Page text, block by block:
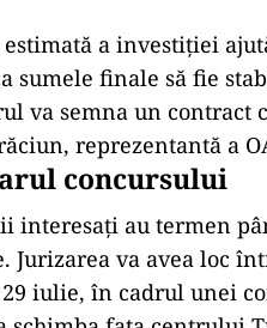
estimată a investiției
sumele finale să fie
va semna un contract
reprezentantă a
concursului
interesați au termen
Jurizarea va avea loc
iulie, în cadrul unei